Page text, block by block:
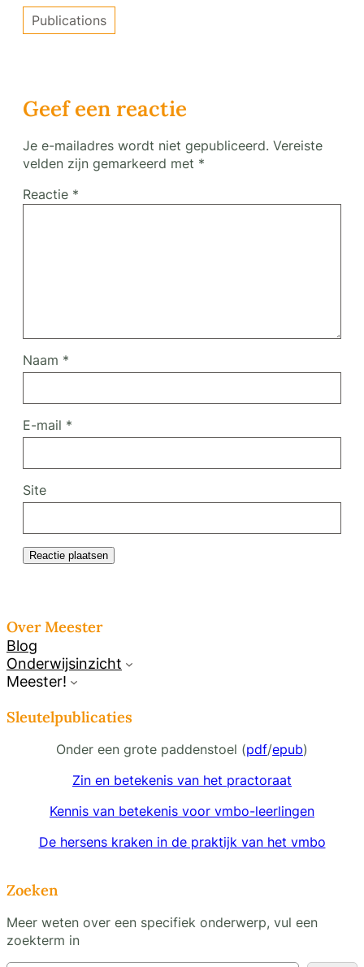
Publications
Geef een reactie
Je e-mailadres wordt niet gepubliceerd. Vereiste
velden zijn gemarkeerd met *
Reactie *
Naam *
E-mail *
Site
Over Meester
Blog
Onderwijsinzicht
Meester!
Sleutelpublicaties
Onder een grote paddenstoel (pdf/epub)
Zin en betekenis van het practoraat
Kennis van betekenis voor vmbo-leerlingen
De hersens kraken in de praktijk van het vmbo
Zoeken
Meer weten over een specifiek onderwerp, vul een
zoekterm in